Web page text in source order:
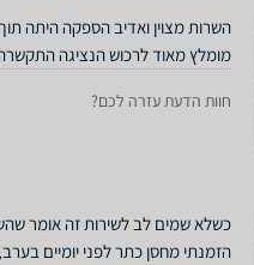
מומלץ מאוד לרכוש הנציגה
חוות הדעת עזרה לכם?